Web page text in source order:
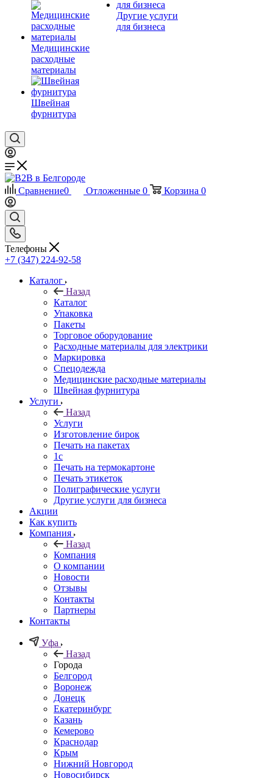
Медицинские
расходные
материалы
Швейная
фурнитура
Другие услуги
для бизнеса
Сравнение0 Отложенные 0 Корзина 0
Телефоны
+7 (347) 224-92-58
Каталог
Назад
Каталог
Упаковка
Пакеты
Торговое оборудование
Расходные материалы для электрики
Маркировка
Спецодежда
Медицинские расходные материалы
Швейная фурнитура
Услуги
Назад
Услуги
Изготовление бирок
Печать на пакетах
1c
Печать на термокартоне
Печать этикеток
Полиграфические услуги
Другие услуги для бизнеса
Акции
Как купить
Компания
Назад
Компания
О компании
Новости
Отзывы
Контакты
Партнеры
Контакты
Уфа
Назад
Города
Белгород
Воронеж
Донецк
Екатеринбург
Казань
Кемерово
Краснодар
Крым
Нижний Новгород
Новосибирск